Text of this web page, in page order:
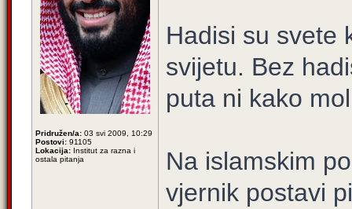
Pridružen/a: 03 svi 2009, 10:29
Postovi: 91105
Lokacija: Institut za razna i
ostala pitanja
Hadisi su svete
svijetu. Bez
puta ni kako
Na islamskim
vjernik postavi